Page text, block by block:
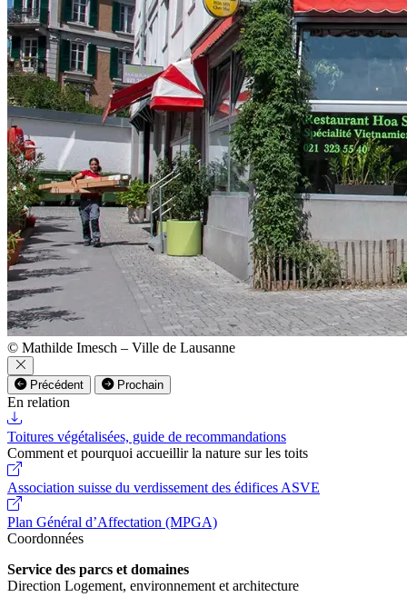
© Mathilde Imesch – Ville de Lausanne
Précédent Prochain
En relation
Toitures végétalisées, guide de recommandations
Comment et pourquoi accueillir la nature sur les toits
Association suisse du verdissement des édifices ASVE
Plan Général d’Affectation (MPGA)
Coordonnées
Service des parcs et domaines
Direction Logement, environnement et architecture